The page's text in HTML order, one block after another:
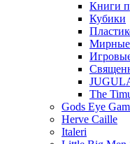
Книги
Кубики
Мирные
The
Gods Eye
Herve Caille
Italeri